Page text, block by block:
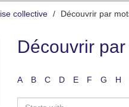
collective Découvrir par
Découvrir
A B C D E F G H